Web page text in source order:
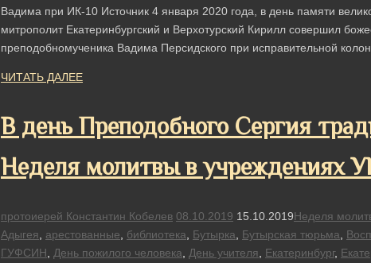
Вадима при ИК-10 Источник 4 января 2020 года, в день памяти
митрополит Екатеринбургский и Верхотурский Кирилл совершил
преподобномученика Вадима Персидского при исправительной
ЧИТАТЬ ДАЛЕЕ
В день Преподобного Сергия
Неделя молитвы в учреждениях
протоиерей Константин Кобелев 08.10.2019 15.10.2019Неделя
Адыгея
арестованные библиотека Бутырка Бутырская тюрьма
ГУФСИН
День пожилого человека День учителя Екатеринбург,